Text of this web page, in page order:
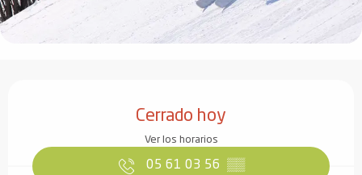
Cerrado hoy
Ver los horarios
05 61 03 56 ▒▒